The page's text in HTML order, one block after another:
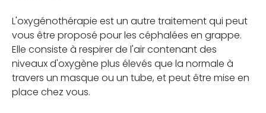
L'oxygénothérapie est un autre traitement qui peut
vous être proposé pour les céphalées en grappe.
Elle consiste à respirer de l'air contenant des
niveaux d'oxygène plus élevés que la normale à
travers un masque ou un tube, et peut être mise en
place chez vous.